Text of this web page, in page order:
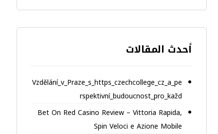
أحدث المقالات
Vzdělání_v_Praze_s_https_czechcollege_cz_a_pe
rspektivní_budoucnost_pro_každ
Bet On Red Casino Review – Vittoria Rapida,
Spin Veloci e Azione Mobile